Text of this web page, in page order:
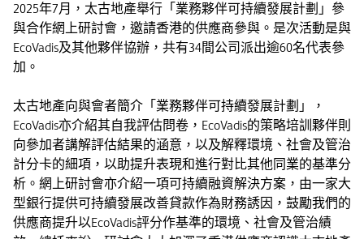
2025年7月，太古地產舉行「業務夥伴可持續發展計劃」參
與合作網上研討會，邀請香港的供應商參與。是次活動是與
EcoVadis及其他夥伴協辦，共有34間公司派出逾60名代表參
加。
太古地產向與會者簡介「業務夥伴可持續發展計劃」，
EcoVadis亦介紹其自我評估問卷，EcoVadis的策略培訓夥伴則
向參加者講解評估結果的涵意，以及解釋環境、社會及管治
計分卡的細項，以助提升表現和進行對比其他同業的基準分
析。網上研討會亦介紹一項可持續融資解決方案，由一家大
型銀行提供可持續發展改善貸款作為財務誘因，鼓勵我們的
供應商提升以EcoVadis評分作基準的環境、社會及管治績